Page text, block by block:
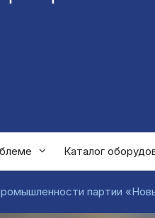
Каталог
партии